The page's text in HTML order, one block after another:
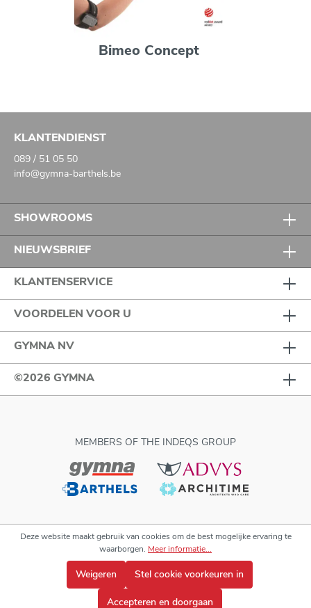
Bimeo Concept
KLANTENDIENST
089 / 51 05 50
info@gymna-barthels.be
SHOWROOMS
NIEUWSBRIEF
KLANTENSERVICE
VOORDELEN VOOR U
GYMNA NV
©2026 GYMNA
MEMBERS OF THE INDEQS GROUP
Deze website maakt gebruik van cookies om de best mogelijke ervaring te
waarborgen. Meer informatie...
Weigeren Stel cookie voorkeuren in
Accepteren en doorgaan